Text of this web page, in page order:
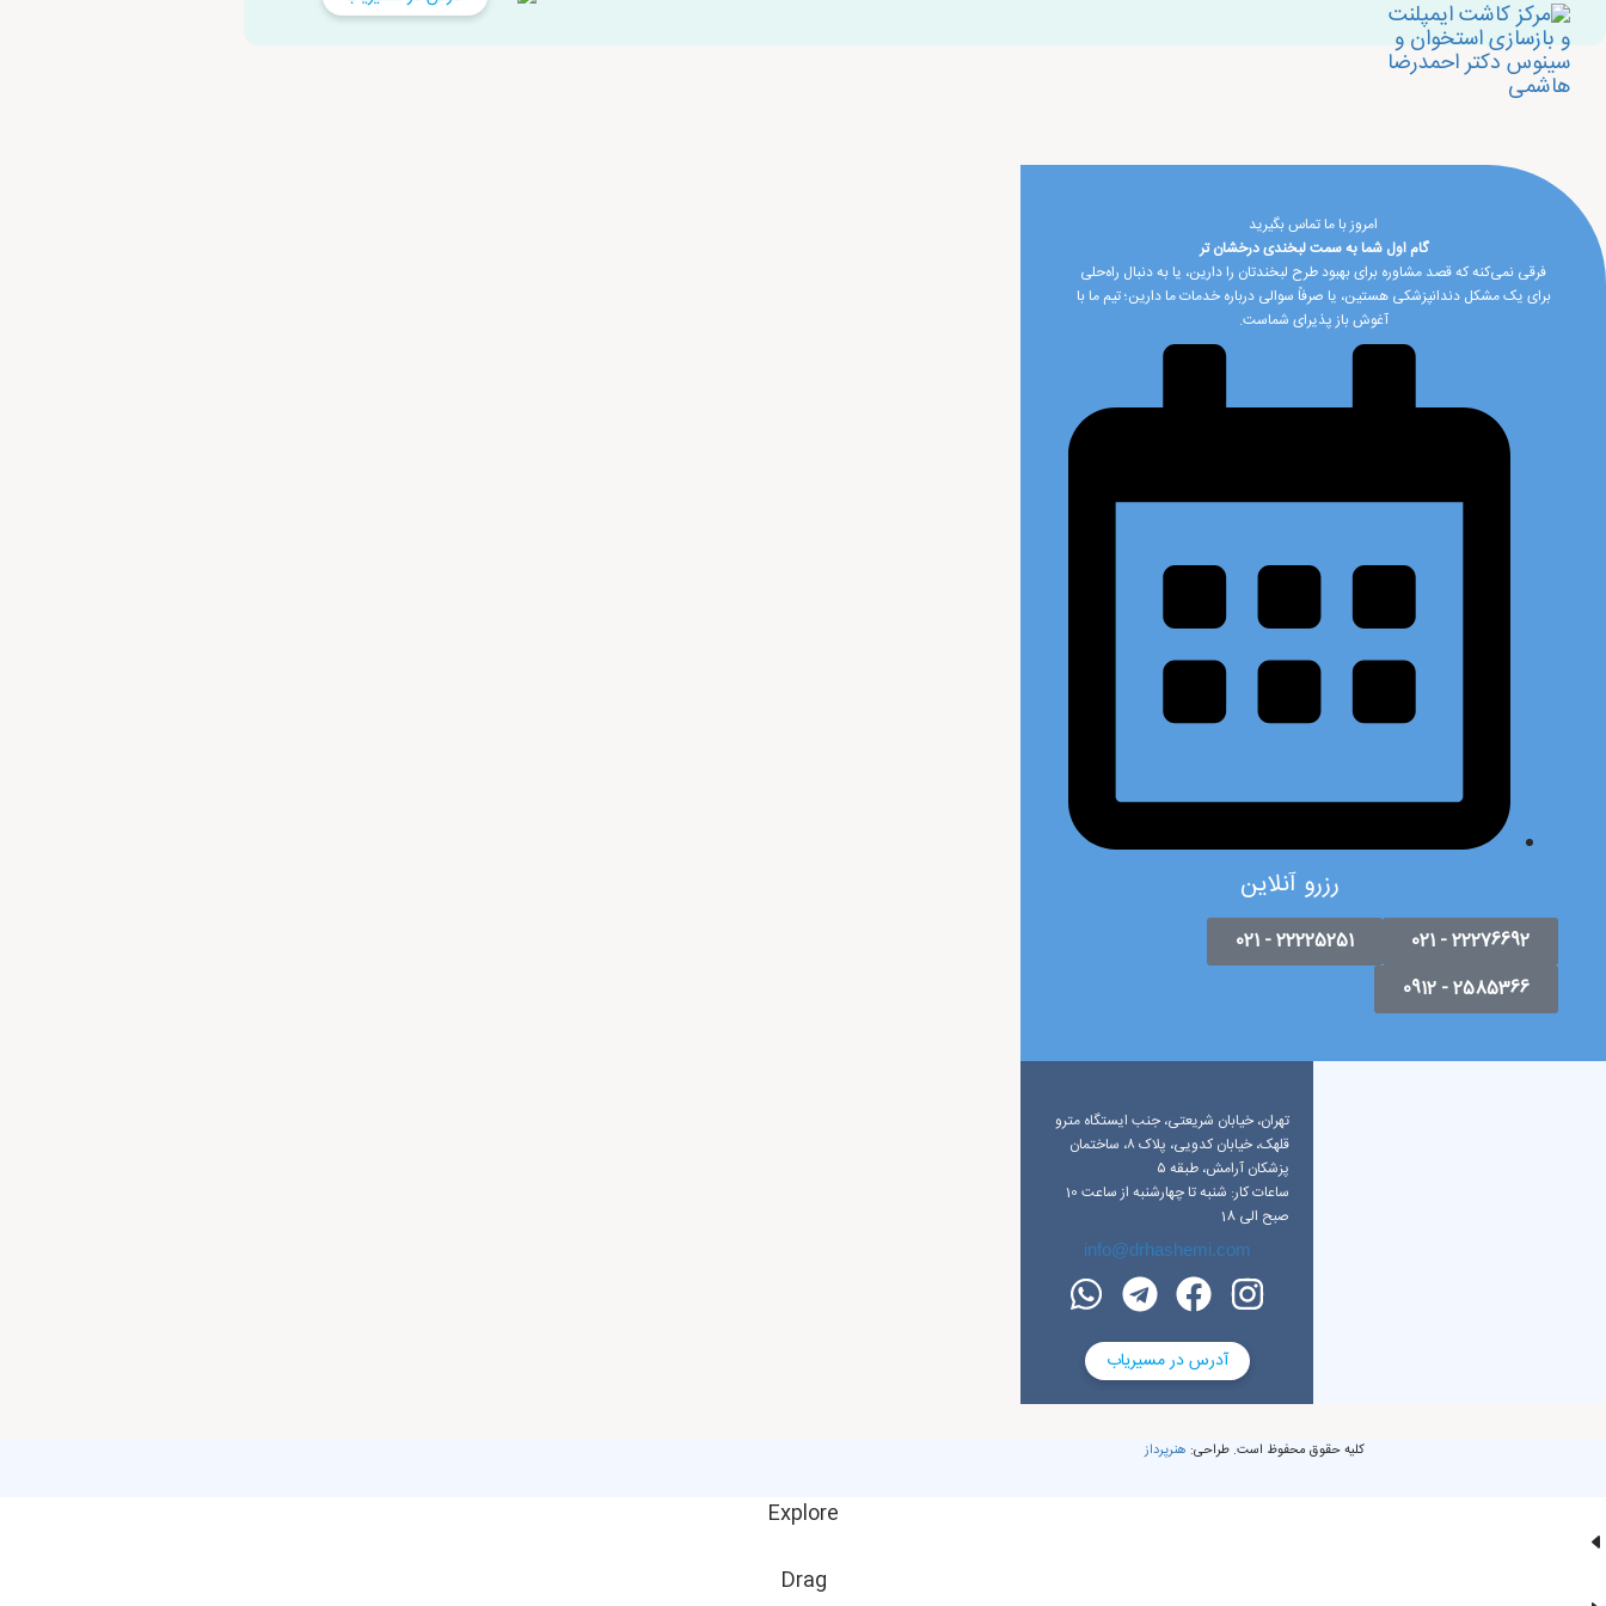
امروز با ما تماس بگیرید
گام اول شما به سمت لبخندی درخشان تر
فرقی نمی‌کنه که قصد مشاوره برای بهبود طرح لبخندتان را دارین، یا به دنبال راه‌حلی
برای یک مشکل دندانپزشکی هستین، یا صرفاً سوالی درباره خدمات ما دارین؛ تیم ما با
آغوش باز پذیرای شماست.
رزرو آنلاین
22276692 - 021
22225251 - 021
2585366 - 0912
تهران، خیابان شریعتی، جنب ایستگاه مترو
قلهک، خیابان کدویی، پلاک ۸، ساختمان
پزشکان آرامش، طبقه ۵
ساعات کار: شنبه تا چهارشنبه از ساعت 10
صبح الی 18
info@drhashemi.com
آدرس در مسیریاب
کلیه حقوق محفوظ است. طراحی: هنرپرداز
Explore
Drag